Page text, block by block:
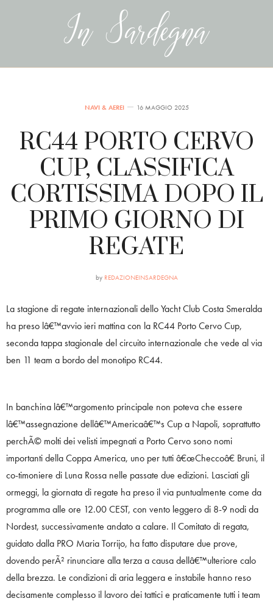
NAVI & AEREI 16 MAGGIO 2025
RC44 PORTO CERVO
CUP, CLASSIFICA
CORTISSIMA DOPO IL
PRIMO GIORNO DI
REGATE
by REDAZIONEINSARDEGNA
La stagione di regate internazionali dello Yacht Club Costa Smeralda
ha preso lâ€™avvio ieri mattina con la RC44 Porto Cervo Cup,
seconda tappa stagionale del circuito internazionale che vede al via
ben 11 team a bordo del monotipo RC44.
In banchina lâ€™argomento principale non poteva che essere
lâ€™assegnazione dellâ€™Americaâ€™s Cup a Napoli, soprattutto
perchÃ© molti dei velisti impegnati a Porto Cervo sono nomi
importanti della Coppa America, uno per tutti â€œCheccoâ€ Bruni, il
co-timoniere di Luna Rossa nelle passate due edizioni. Lasciati gli
ormeggi, la giornata di regate ha preso il via puntualmente come da
programma alle ore 12.00 CEST, con vento leggero di 8-9 nodi da
Nordest, successivamente andato a calare. Il Comitato di regata,
guidato dalla PRO Maria Torrijo, ha fatto disputare due prove,
dovendo perÃ² rinunciare alla terza a causa dellâ€™ulteriore calo
della brezza. Le condizioni di aria leggera e instabile hanno reso
decisamente complesso il lavoro dei tattici e praticamente tutti i team